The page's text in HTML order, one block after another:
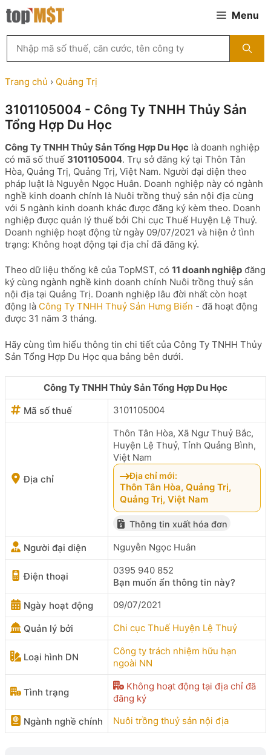
Chuyển
đến
Menu
kiếm
MST
theo
tên
ty,
người
diện
hoặc
mã
số
thuế
...
Trang chủ › Quảng Trị
3101105004 - Công Ty TNHH Thủy Sản
Tổng Hợp Du Học
Công Ty TNHH Thủy Sản Tổng Hợp Du Học là doanh nghiệp
có mã số thuế 3101105004. Trụ sở đăng ký tại Thôn Tân
Hòa, Quảng Trị, Quảng Trị, Việt Nam. Người đại diện theo
pháp luật là Nguyễn Ngọc Huân. Doanh nghiệp này có ngành
nghề kinh doanh chính là Nuôi trồng thuỷ sản nội địa cùng
với 5 ngành kinh doanh khác được đăng ký kèm theo. Doanh
nghiệp được quản lý thuế bởi Chi cục Thuế Huyện Lệ Thuỷ.
Doanh nghiệp hoạt động từ ngày 09/07/2021 và hiện ở tình
trạng: Không hoạt động tại địa chỉ đã đăng ký.
Theo dữ liệu thống kê của TopMST, có 11 doanh nghiệp đăng
ký cùng ngành nghề kinh doanh chính Nuôi trồng thuỷ sản
nội địa tại Quảng Trị. Doanh nghiệp lâu đời nhất còn hoạt
động là Công Ty TNHH Thuỷ Sản Hưng Biển - đã hoạt động
được 31 năm 3 tháng.
Hãy cùng tìm hiểu thông tin chi tiết của Công Ty TNHH Thủy
Sản Tổng Hợp Du Học qua bảng bên dưới.
Công Ty TNHH Thủy Sản Tổng Hợp Du Học
Mã số thuế
3101105004
Địa chỉ
Thôn Tân Hòa, Xã Ngư Thuỷ Bắc,
Huyện Lệ Thuỷ, Tỉnh Quảng Bình,
Việt Nam
Địa chỉ mới:
Thôn Tân Hòa, Quảng Trị,
Quảng Trị, Việt Nam
Thông tin xuất hóa đơn
Người đại diện Nguyễn Ngọc Huân
Điện thoại
0395 940 852
Bạn muốn ẩn thông tin này?
Ngày hoạt động
09/07/2021
Quản lý bởi Chi cục Thuế Huyện Lệ Thuỷ
Loại hình DN
Công ty trách nhiệm hữu hạn
ngoài NN
Tình trạng
Không hoạt động tại địa chỉ đã
đăng ký
Ngành nghề chính
Nuôi trồng thuỷ sản nội địa